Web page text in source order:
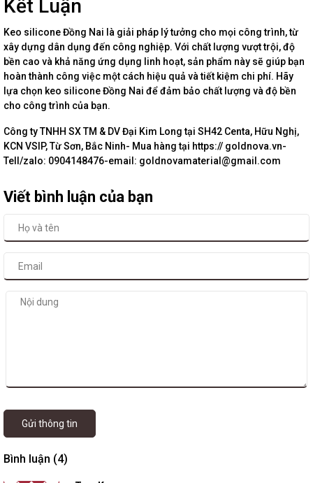
Kết Luận
Keo silicone Đồng Nai là giải pháp lý tưởng cho mọi công trình, từ
xây dựng dân dụng đến công nghiệp. Với chất lượng vượt trội, độ
bền cao và khả năng ứng dụng linh hoạt, sản phẩm này sẽ giúp bạn
hoàn thành công việc một cách hiệu quả và tiết kiệm chi phí. Hãy
lựa chọn keo silicone Đồng Nai để đảm bảo chất lượng và độ bền
cho công trình của bạn.
Công ty TNHH SX TM & DV Đại Kim Long tại SH42 Centa, Hữu Nghị,
KCN VSIP, Từ Sơn, Bắc Ninh- Mua hàng tại https:// goldnova.vn-
Tell/zalo: 0904148476-email: goldnovamaterial@gmail.com
Viết bình luận của bạn
Gửi thông tin
Bình luận (4)